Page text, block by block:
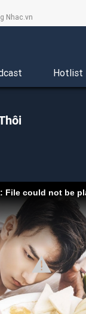
Nhac.vn
Hotlist
File could not be